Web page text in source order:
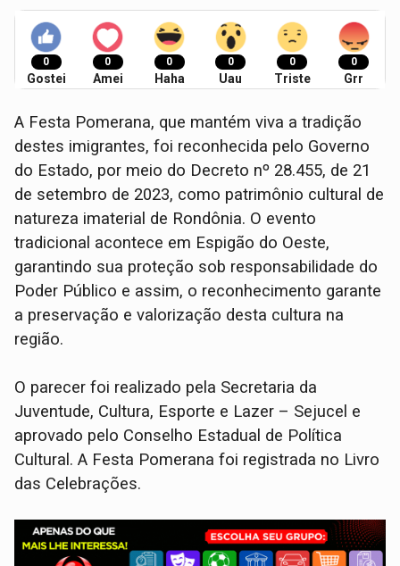
0
Gostei
0
Amei
0
Haha
0
Uau
0
Triste
0
Grr
A Festa Pomerana, que mantém viva a tradição
destes imigrantes, foi reconhecida pelo Governo
do Estado, por meio do Decreto nº 28.455, de 21
de setembro de 2023, como patrimônio cultural de
natureza imaterial de Rondônia. O evento
tradicional acontece em Espigão do Oeste,
garantindo sua proteção sob responsabilidade do
Poder Público e assim, o reconhecimento garante
a preservação e valorização desta cultura na
região.
O parecer foi realizado pela Secretaria da
Juventude, Cultura, Esporte e Lazer – Sejucel e
aprovado pelo Conselho Estadual de Política
Cultural. A Festa Pomerana foi registrada no Livro
das Celebrações.